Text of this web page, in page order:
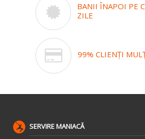
BANII ÎNAPOI PE
ZILE
99% CLIENȚI
SERVIRE MANIACĂ